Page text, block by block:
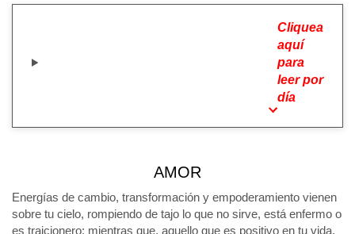
Cliquea
aquí
para
leer por
día
AMOR
Energías de cambio, transformación y empoderamiento vienen
sobre tu cielo, rompiendo de tajo lo que no sirve, está enfermo o
es traicionero; mientras que, aquello que es positivo en tu vida,